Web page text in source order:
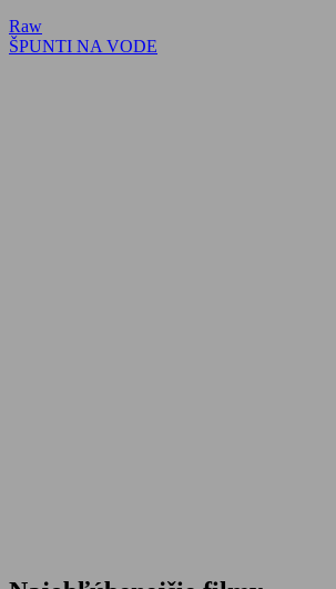
Navigácia
v
Previous
Post:
Raw
Next
ŠPUNTI NA VODE